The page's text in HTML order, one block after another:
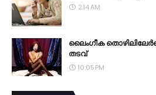
2:14 AM
ലൈംഗീക
തടവ്
10:05 PM